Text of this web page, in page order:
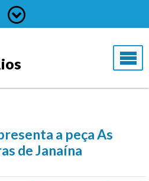
a peça As
de Janaína